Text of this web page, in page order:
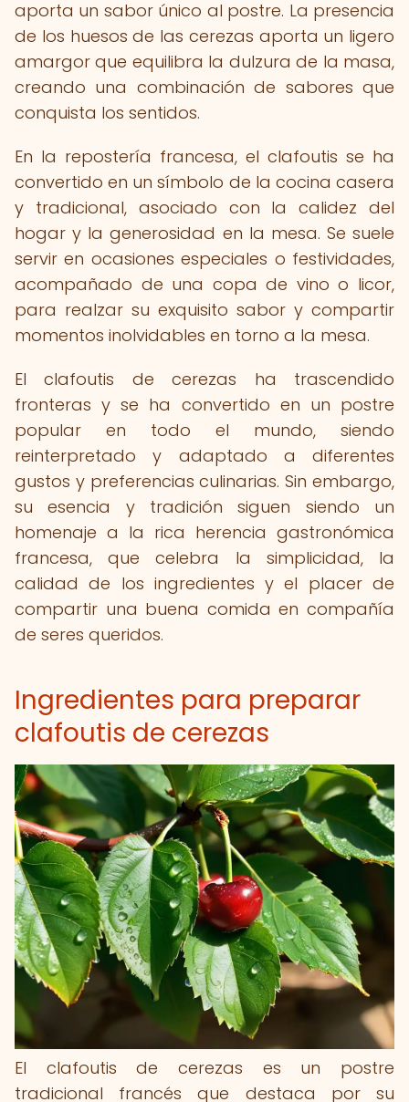
aporta un sabor único al postre. La presencia
de los huesos de las cerezas aporta un ligero
amargor que equilibra la dulzura de la masa,
creando una combinación de sabores que
conquista los sentidos.
En la repostería francesa, el clafoutis se ha
convertido en un símbolo de la cocina casera
y tradicional, asociado con la calidez del
hogar y la generosidad en la mesa. Se suele
servir en ocasiones especiales o festividades,
acompañado de una copa de vino o licor,
para realzar su exquisito sabor y compartir
momentos inolvidables en torno a la mesa.
El clafoutis de cerezas ha trascendido
fronteras y se ha convertido en un postre
popular en todo el mundo, siendo
reinterpretado y adaptado a diferentes
gustos y preferencias culinarias. Sin embargo,
su esencia y tradición siguen siendo un
homenaje a la rica herencia gastronómica
francesa, que celebra la simplicidad, la
calidad de los ingredientes y el placer de
compartir una buena comida en compañía
de seres queridos.
Ingredientes para preparar
clafoutis de cerezas
El clafoutis de cerezas es un postre
tradicional francés que destaca por su